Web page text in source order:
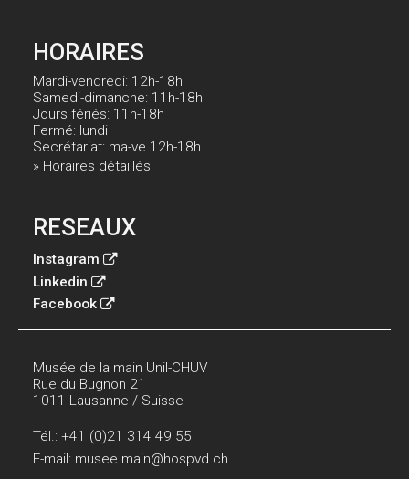
HORAIRES
Mardi-vendredi: 12h-18h
Samedi-dimanche: 11h-18h
Jours fériés: 11h-18h
Fermé: lundi
Secrétariat: ma-ve 12h-18h
» Horaires détaillés
RESEAUX
Instagram
Linkedin
Facebook
Musée de la main Unil-CHUV
Rue du Bugnon 21
1011 Lausanne / Suisse
Tél.: +41 (0)21 314 49 55
E-mail: musee.main@hospvd.ch